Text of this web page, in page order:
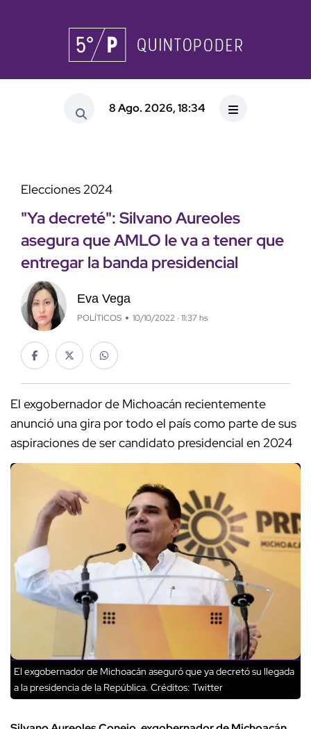
8 Ago. 2026, 18:34
Elecciones 2024
"Ya decreté": Silvano Aureoles
asegura que AMLO le va a tener que
entregar la banda presidencial
Eva Vega
POLÍTICOS 10/10/2022 · 11:37 hs
El exgobernador de Michoacán recientemente
anunció una gira por todo el país como parte de sus
aspiraciones de ser candidato presidencial en 2024
El exgobernador de Michoacán aseguró que ya decretó su llegada
a la presidencia de la República. Créditos: Twitter